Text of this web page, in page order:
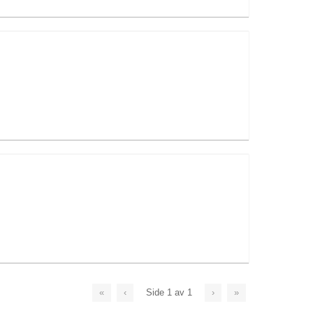
« ‹ Side 1 av 1 › »